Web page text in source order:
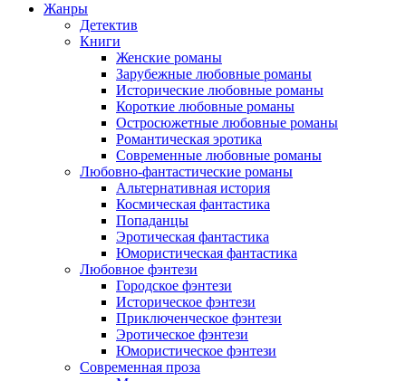
Жанры
Детектив
Книги
Женские романы
Зарубежные любовные романы
Исторические любовные романы
Короткие любовные романы
Остросюжетные любовные романы
Романтическая эротика
Современные любовные романы
Любовно-фантастические романы
Альтернативная история
Космическая фантастика
Попаданцы
Эротическая фантастика
Юмористическая фантастика
Любовное фэнтези
Городское фэнтези
Историческое фэнтези
Приключенческое фэнтези
Эротическое фэнтези
Юмористическое фэнтези
Современная проза